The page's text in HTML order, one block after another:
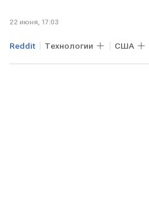
22 июня, 17:03
Reddit Технологии США
Downdetector